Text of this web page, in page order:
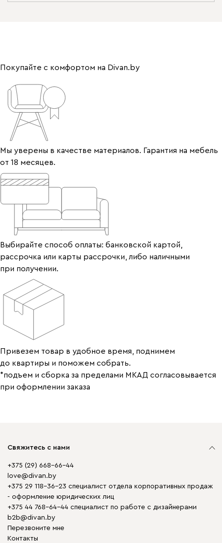
Покупайте с комфортом на Divan.by
Мы уверены в качестве материалов. Гарантия на мебель
от 18 месяцев.
Выбирайте способ оплаты: банковской картой,
рассрочка или карты рассрочки, либо наличными
при получении.
Привезем товар в удобное время, поднимем
до квартиры и поможем собрать.
*подъем и сборка за пределами МКАД согласовывается
при оформлении заказа
Свяжитесь с нами
+375 (29) 668-66-44
love@divan.by
+375 29 118-36-23 специалист отдела корпоративных продаж
- оформление юридических лиц
+375 44 768-64-44 специалист по работе с дизайнерами
b2b@divan.by
Перезвоните мне
Контакты